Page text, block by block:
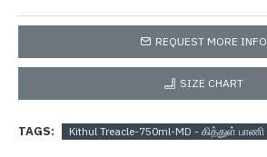
REQUEST MORE INFO
SIZE CHART
TAGS: Kithul Treacle-750ml-MD - கித்துள் பாணி